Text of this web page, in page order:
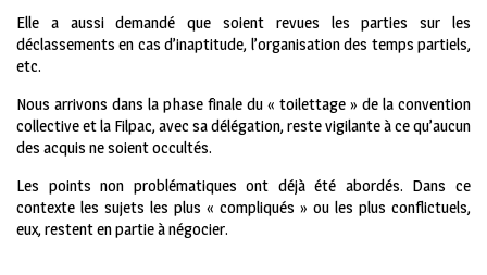
Elle a aussi demandé que soient revues les parties sur les
déclassements en cas d’inaptitude, l’organisation des temps partiels,
etc.
Nous arrivons dans la phase finale du « toilettage » de la convention
collective et la Filpac, avec sa délégation, reste vigilante à ce qu’aucun
des acquis ne soient occultés.
Les points non problématiques ont déjà été abordés. Dans ce
contexte les sujets les plus « compliqués » ou les plus conflictuels,
eux, restent en partie à négocier.